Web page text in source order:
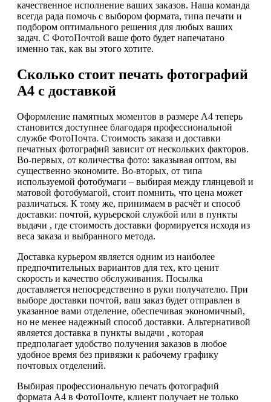
качественное исполнение ваших заказов. Наша команда
всегда рада помочь с выбором формата, типа печати и
подбором оптимального решения для любых ваших
задач. С ФотоПочтой ваше фото будет напечатано
именно так, как вы этого хотите.
Сколько стоит печать фотографий
А4 с доставкой
Оформление памятных моментов в размере А4 теперь
становится доступнее благодаря профессиональной
службе ФотоПочта. Стоимость заказа и доставки
печатных фотографий зависит от нескольких факторов.
Во-первых, от количества фото: заказывая оптом, вы
существенно экономите. Во-вторых, от типа
используемой фотобумаги – выбирая между глянцевой и
матовой фотобумагой, стоит помнить, что цена может
различаться. К тому же, принимаем в расчёт и способ
доставки: почтой, курьерской службой или в пункты
выдачи , где стоимость доставки формируется исходя из
веса заказа и выбранного метода.
Доставка курьером является одним из наиболее
предпочтительных вариантов для тех, кто ценит
скорость и качество обслуживания. Посылка
доставляется непосредственно в руки получателю. При
выборе доставки почтой, ваш заказ будет отправлен в
указанное вами отделение, обеспечивая экономичный,
но не менее надежный способ доставки. Альтернативой
является доставка в пункты выдачи , которая
предполагает удобство получения заказов в любое
удобное время без привязки к рабочему графику
почтовых отделений.
Выбирая профессиональную печать фотографий
формата А4 в ФотоПочте, клиент получает не только